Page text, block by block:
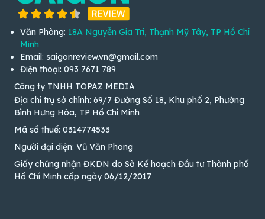
Văn Phòng: 18A Nguyễn Gia Trí, Thạnh Mỹ Tây, TP Hồ Chí
Minh
Email: saigonreview.vn@gmail.com
Điện thoại: 093 7671 789
Công ty TNHH TOPAZ MEDIA
Địa chỉ trụ sở chính: 69/7 Đường Số 18, Khu phố 2, Phường
Bình Hưng Hòa, TP Hồ Chí Minh
Mã số thuế: 0314774533
Người đại diện: Vũ Văn Phong
Giấy chứng nhận ĐKDN do Sở Kế hoạch Đầu tư Thành phố
Hồ Chí Minh cấp ngày 06/12/2017